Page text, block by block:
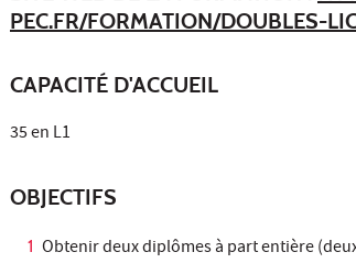
PEC.FR/FORMATION/DOUBLES-
CAPACITÉ D'ACCUEIL
35 en L1
OBJECTIFS
Obtenir deux diplômes à part entière